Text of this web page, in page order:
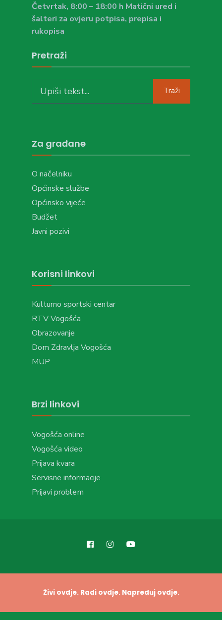
Četvrtak, 8:00 – 18:00 h Matični ured i
šalteri za ovjeru potpisa, prepisa i
rukopisa
Pretraži
for:
Traži
Za građane
O načelniku
Općinske službe
Općinsko vijeće
Budžet
Javni pozivi
Korisni linkovi
Kulturno sportski centar
RTV Vogošća
Obrazovanje
Dom Zdravlja Vogošća
MUP
Brzi linkovi
Vogošća online
Vogošća video
Prijava kvara
Servisne informacije
Prijavi problem
Živi ovdje. Radi ovdje. Napreduj ovdje.